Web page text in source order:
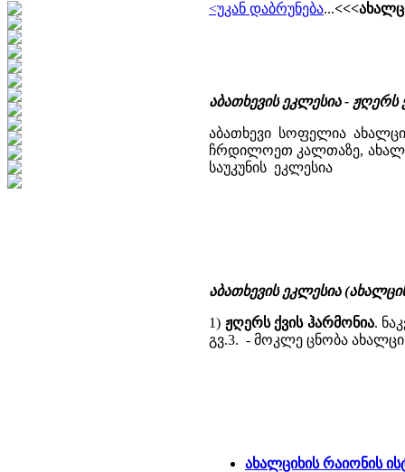
<უკან დაბრუნება...
აბათხევის ეკლესია - ჟღერს
აბათხევი სოფელია
ჩრდილოეთ კალთაზე,
საუკუნის ეკლესია
აბათხევის ეკლესია
1) ჟღერს ქვის ჰარმონია.
გვ.3. - მოკლე ცნობა
ახალციხის რაიონის